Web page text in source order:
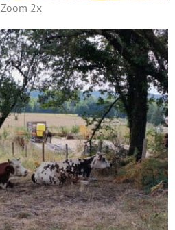
Zoom 2x